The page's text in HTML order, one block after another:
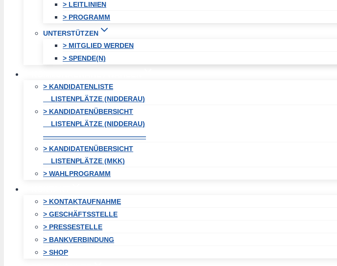
> LEITLINIEN
> PROGRAMM
UNTERSTÜTZEN
> MITGLIED WERDEN
> SPENDE(N)
> KANDIDATENLISTE
LISTENPLÄTZE (NIDDERAU)
> KANDIDATENÜBERSICHT
LISTENPLÄTZE (NIDDERAU)
———————————————
> KANDIDATENÜBERSICHT
LISTENPLÄTZE (MKK)
> WAHLPROGRAMM
> KONTAKTAUFNAHME
> GESCHÄFTSSTELLE
> PRESSESTELLE
> BANKVERBINDUNG
> SHOP